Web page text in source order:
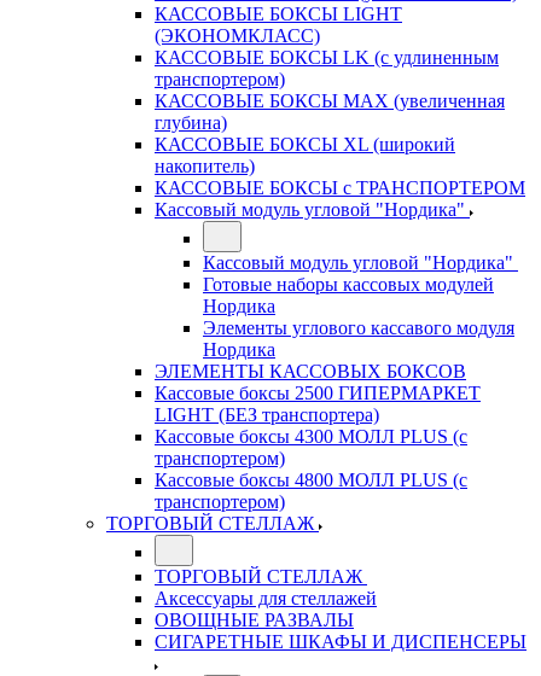
КАССОВЫЕ БОКСЫ LIGHT
(ЭКОНОМКЛАСС)
КАССОВЫЕ БОКСЫ LK (с удлиненным
транспортером)
КАССОВЫЕ БОКСЫ MAX (увеличенная
глубина)
КАССОВЫЕ БОКСЫ XL (широкий
накопитель)
КАССОВЫЕ БОКСЫ с ТРАНСПОРТЕРОМ
Кассовый модуль угловой "Нордика"
Кассовый модуль угловой "Нордика"
Готовые наборы кассовых модулей
Нордика
Элементы углового кассавого модуля
Нордика
ЭЛЕМЕНТЫ КАССОВЫХ БОКСОВ
Кассовые боксы 2500 ГИПЕРМАРКЕТ
LIGHT (БЕЗ транспортера)
Кассовые боксы 4300 МОЛЛ PLUS (с
транспортером)
Кассовые боксы 4800 МОЛЛ PLUS (с
транспортером)
ТОРГОВЫЙ СТЕЛЛАЖ
ТОРГОВЫЙ СТЕЛЛАЖ
Аксессуары для стеллажей
ОВОЩНЫЕ РАЗВАЛЫ
СИГАРЕТНЫЕ ШКАФЫ И ДИСПЕНСЕРЫ